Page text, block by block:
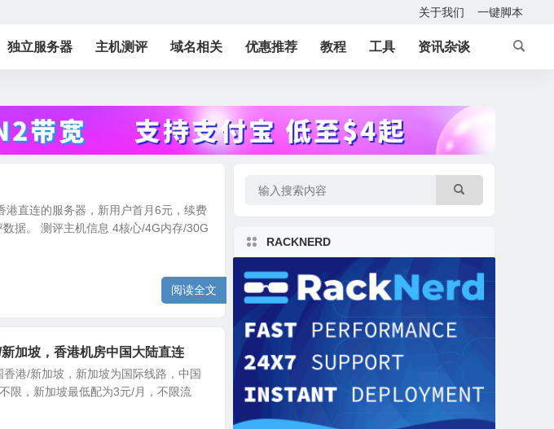
关于我们 一键脚本
独立服务器 主机测评 域名相关 优惠推荐 教程 工具 资讯杂谈
直连的服务器，新用户首月6元，续费
据。 测评主机信息 4核心/4G内存/30G
阅读全文
加坡，香港机房中国大陆直连
港/新加坡，新加坡为国际线路，中国
限，新加坡最低配为3元/月，不限流
RACKNERD